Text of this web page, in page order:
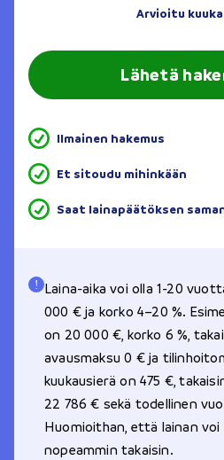
Arvioitu
Lähetä
Ilmainen hakemus
Et sitoudu mihinkään
Saat lainapäätöksen
Laina-aika voi olla 1-20
000 € ja korko 4–20 %.
on 20 000 €, korko 6 %,
avausmaksu 0 € ja
kuukausierä on 475 €,
22 786 € sekä todellinen
Huomioithan, että lainan voi
nopeammin takaisin.